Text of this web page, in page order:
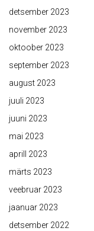
detsember 2023
november 2023
oktoober 2023
september 2023
august 2023
juuli 2023
juuni 2023
mai 2023
aprill 2023
märts 2023
veebruar 2023
jaanuar 2023
detsember 2022